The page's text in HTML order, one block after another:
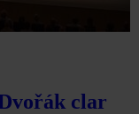
clar